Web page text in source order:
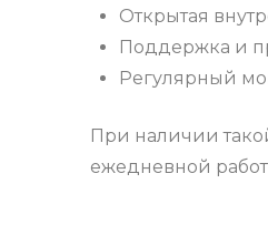
Открытая
Поддержка и
Регулярный
При наличии
ежедневной